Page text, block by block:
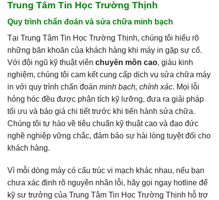
Trung Tâm Tin Học Trường Thịnh
Quy trình chẩn đoán và sửa chữa minh bạch
Tại Trung Tâm Tin Học Trường Thịnh, chúng tôi hiểu rõ
những băn khoăn của khách hàng khi máy in gặp sự cố.
Với đội ngũ kỹ thuật viên chuyên môn cao, giàu kinh
nghiệm, chúng tôi cam kết cung cấp dịch vụ sửa chữa máy
in với quy trình chẩn đoán minh bạch, chính xác. Mọi lỗi
hỏng hóc đều được phân tích kỹ lưỡng, đưa ra giải pháp
tối ưu và báo giá chi tiết trước khi tiến hành sửa chữa.
Chúng tôi tự hào về tiêu chuẩn kỹ thuật cao và đạo đức
nghề nghiệp vững chắc, đảm bảo sự hài lòng tuyệt đối cho
khách hàng.
Vì mỗi dòng máy có cấu trúc vi mạch khác nhau, nếu bạn
chưa xác định rõ nguyên nhân lỗi, hãy gọi ngay hotline để
kỹ sư trưởng của Trung Tâm Tin Học Trường Thịnh hỗ trợ